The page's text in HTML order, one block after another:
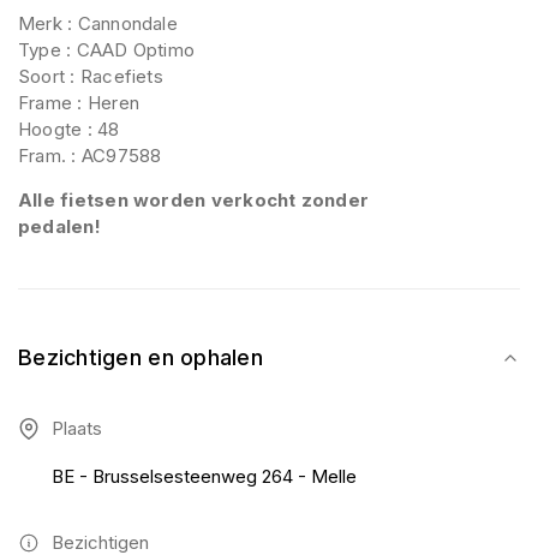
Merk : Cannondale
Type : CAAD Optimo
Soort : Racefiets
Frame : Heren
Hoogte : 48
Fram. : AC97588
Alle fietsen worden verkocht zonder
pedalen!
Bezichtigen en ophalen
Plaats
BE - Brusselsesteenweg 264 - Melle
Bezichtigen